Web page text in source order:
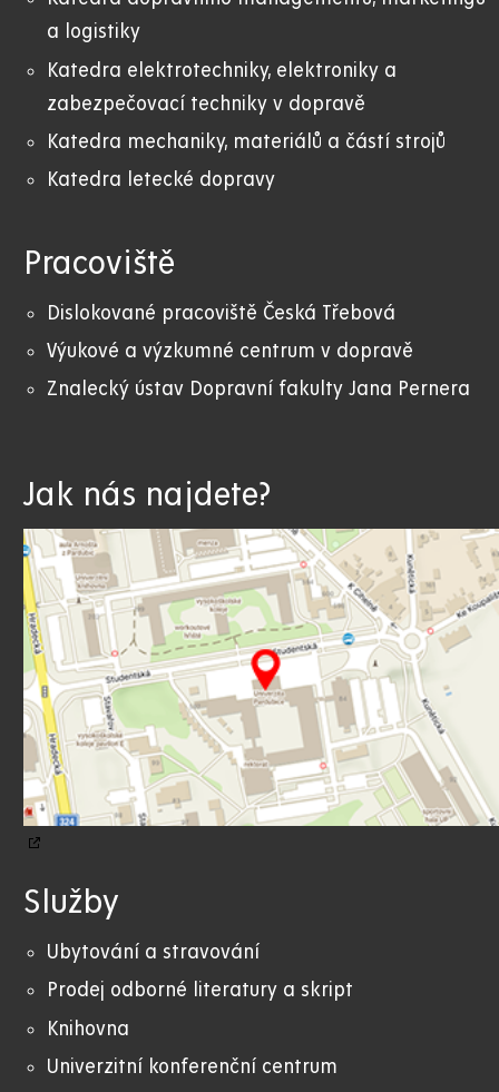
a logistiky
Katedra elektrotechniky, elektroniky a
zabezpečovací techniky v dopravě
Katedra mechaniky, materiálů a částí strojů
Katedra letecké dopravy
Pracoviště
Dislokované pracoviště Česká Třebová
Výukové a výzkumné centrum v dopravě
Znalecký ústav Dopravní fakulty Jana Pernera
Jak nás najdete?
Služby
Ubytování a stravování
Prodej odborné literatury a skript
Knihovna
Univerzitní konferenční centrum